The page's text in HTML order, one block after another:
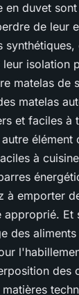
en duvet
de leur
synthétiques,
isolation
matelas de
matelas
et faciles à
élément
à
à emporter
Et
des
des